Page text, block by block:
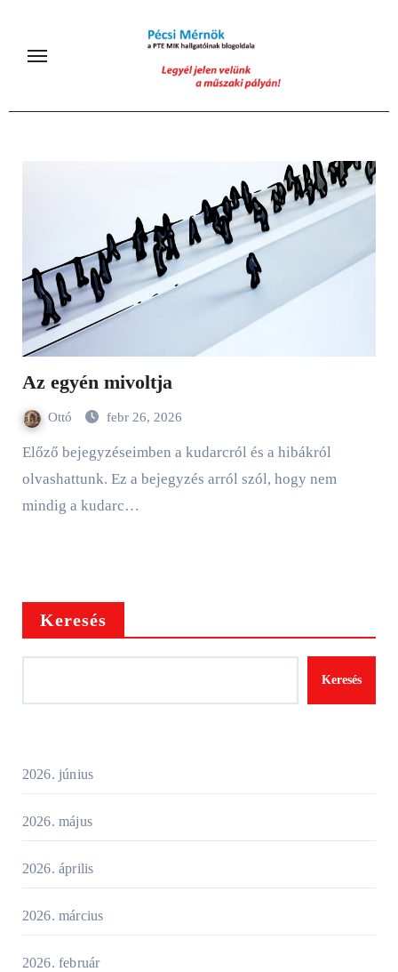
content
Az egyén mivoltja
Ottó febr 26, 2026
Előző bejegyzéseimben a kudarcról és a hibákról
olvashattunk. Ez a bejegyzés arról szól, hogy nem
mindig a kudarc…
Keresés
Keresés
2026. június
2026. május
2026. április
2026. március
2026. február